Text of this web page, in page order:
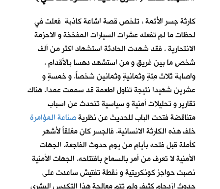
كارثة جسر الأئمة ، تلخص قصة اشاعة كاذبة فعلت في
لحظات ما لم تفعله عشرات السيارات المفخخة و الاحزمة
الانتحارية . فقد شهدت الحادثة استشهاد اكثر من ألف
شخصٍ ما بين غريق و من استشهد دهسا بالأقدام .
واصابة ثلاث مِئةٍ وثمانيةٍ وثمانين شخصاً. و خمسةٍ و
عشرين شهيدا نتيجة تناول اطعمة قد سممت عمدا. هناك
تقارير و تحليلات أمنية و سياسية تتحدث عن اسباب
متناقضة فتحت الباب للحديث عن نظريةصناعة المؤامرة
خلف هذه الكارثة الانسانية. فالجسر كان مغلقاً لأشهر
كأملة قبل فتحه بأيام من يوم حدوث الفاجعة. الجهات
الأمنية لا تعرف من أمر بالسماح بافتتاحه. الجهات الأمنية
نصبت حواجز كونكريتية و نقطة تفتيش ساعدت على